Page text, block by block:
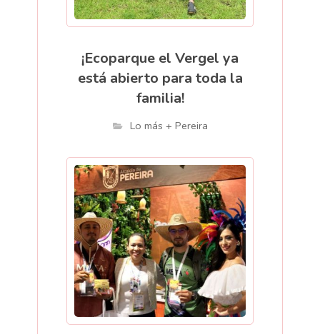
¡Ecoparque el Vergel ya
está abierto para toda la
familia!
Lo más + Pereira